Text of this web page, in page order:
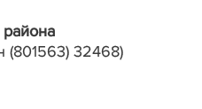
(801563) 32468)